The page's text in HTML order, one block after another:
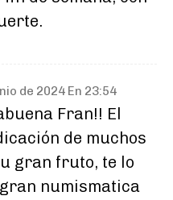
de 2024 En 23:54
Fran!! El
de muchos
gran fruto, te lo
numismatica